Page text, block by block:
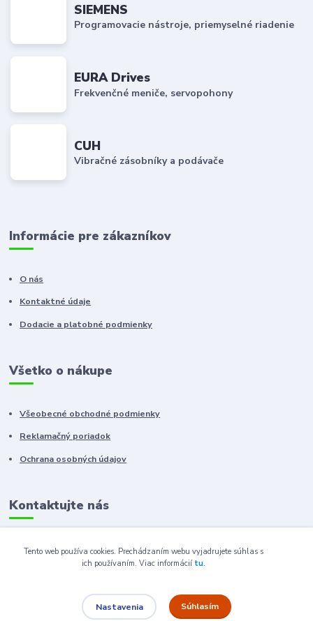
SIEMENS
Programovacie nástroje, priemyselné riadenie
EURA Drives
Frekvenčné meniče, servopohony
CUH
Vibračné zásobníky a podávače
Informácie pre zákazníkov
O nás
Kontaktné údaje
Dodacie a platobné podmienky
Všetko o nákupe
Všeobecné obchodné podmienky
Reklamačný poriadok
Ochrana osobných údajov
Kontaktujte nás
+421 910 222 333
+421 52 788 46 41
sales@elron.eu.sk
Tento web používa cookies. Prechádzaním webu vyjadrujete súhlas s
ich používaním. Viac informácií tu.
Nastavenia Súhlasím